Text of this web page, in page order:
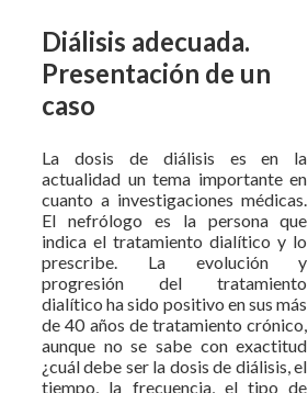
Diálisis adecuada.
Presentación de un
caso
La dosis de diálisis es en la
actualidad un tema importante en
cuanto a investigaciones médicas.
El nefrólogo es la persona que
indica el tratamiento dialítico y lo
prescribe. La evolución y
progresión del tratamiento
dialítico ha sido positivo en sus más
de 40 años de tratamiento crónico,
aunque no se sabe con exactitud
¿cuál debe ser la dosis de diálisis, el
tiempo, la frecuencia, el tipo de